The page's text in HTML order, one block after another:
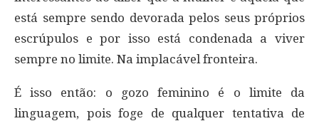
está sempre sendo devorada pelos seus próprios
escrúpulos e por isso está condenada a viver
sempre no limite. Na implacável fronteira.
É isso então: o gozo feminino é o limite da
linguagem, pois foge de qualquer tentativa de